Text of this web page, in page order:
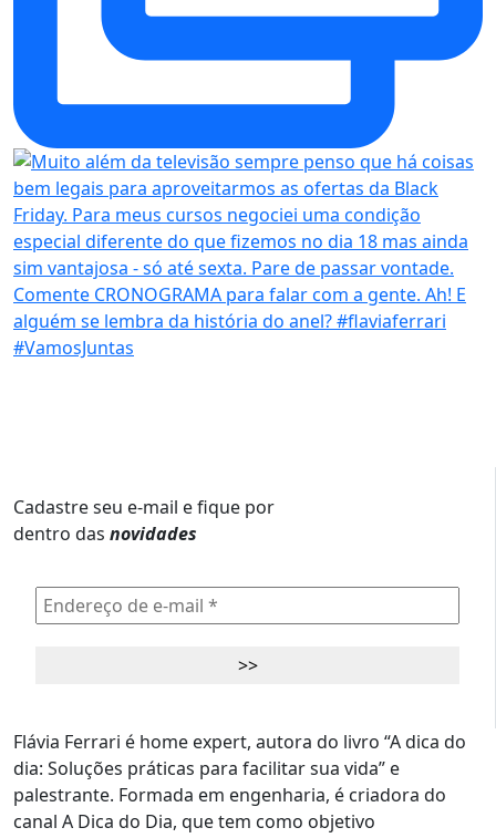
Cadastre seu e-mail e fique por
dentro das novidades
Flávia Ferrari é home expert, autora do livro “A dica do
dia: Soluções práticas para facilitar sua vida” e
palestrante. Formada em engenharia, é criadora do
canal A Dica do Dia, que tem como objetivo